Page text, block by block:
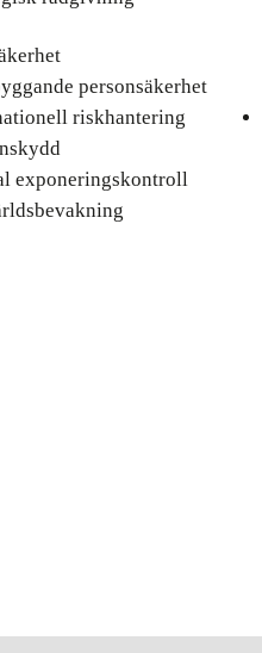
personsäkerhet
riskhantering
exponeringskontroll